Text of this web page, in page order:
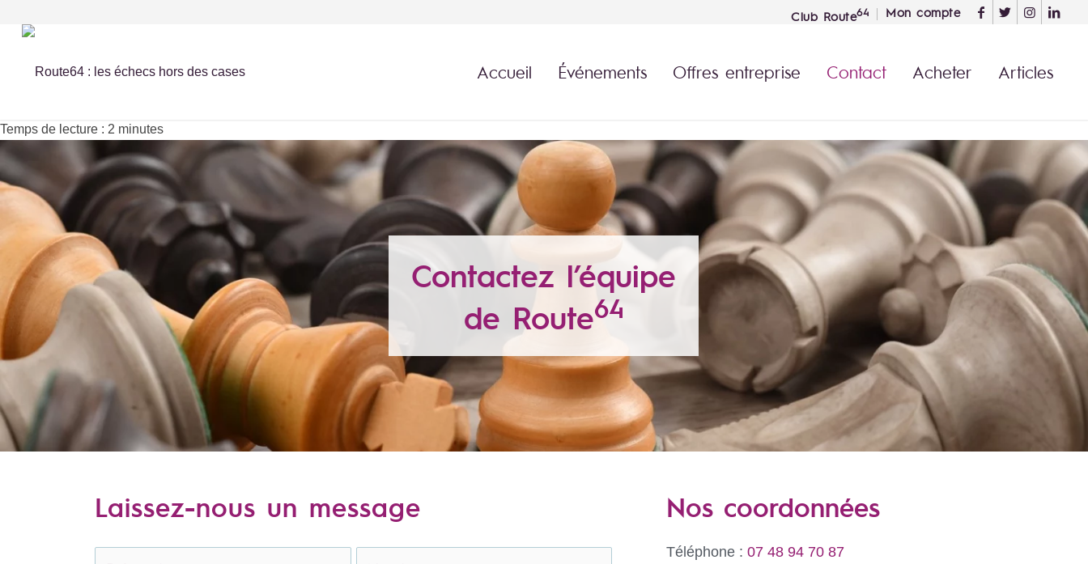
Club Route64 Mon compte
Accueil Événements Offres entreprise Contact Acheter Articles
Temps de lecture : 2 minutes
Contactez l’équipe
de Route64
Laissez-nous un message Nos coordonnées
Téléphone : 07 48 94 70 87